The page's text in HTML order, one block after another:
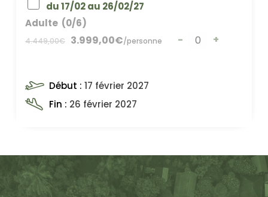
du 17/02 au 26/02/27
Adulte (0/6)
4.449,00€ 3.999,00€/personne - +
Début : 17 février 2027
Fin : 26 février 2027